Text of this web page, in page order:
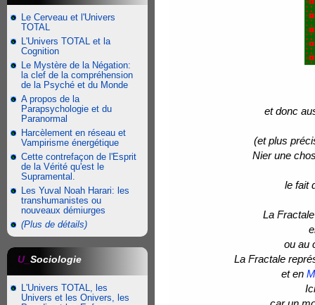
Le Cerveau et l'Univers
TOTAL
L'Univers TOTAL et la
Cognition
Le Mystère de la Négation:
la clef de la compréhension
de la Psyché et du Monde
A propos de la
Parapsychologie et du
Paranormal
Harcèlement en réseau et
Vampirisme énergétique
Cette contrefaçon de l'Esprit
de la Vérité qu'est le
Supramental.
Les Yuval Noah Harari: les
transhumanistes ou
nouveaux démiurges
(Plus de détails)
U_ Sociologie
L'Univers TOTAL, les
Univers et les Onivers, les
et donc
(et plus
Nier une
le fait
La
ou au
La Fractale
et en